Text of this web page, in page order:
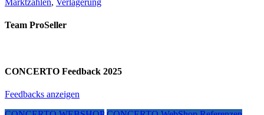
Marktzahlen, Verlagerung
Team ProSeller
CONCERTO Feedback 2025
Feedbacks anzeigen